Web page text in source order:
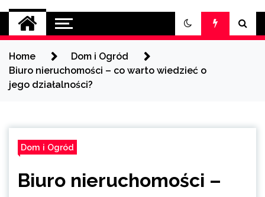
NiceSite.com.pl
magazyn aktualności
Home
Dom i Ogród
Biuro nieruchomości – co warto wiedzieć o
jego działalności?
Dom i Ogród
Biuro nieruchomości –